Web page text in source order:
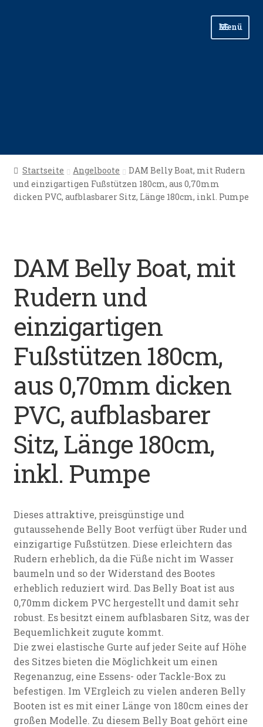
Menü
Start
Angellinks
Datenschutz
Impressum
Startseite Angelboote
DAM Belly Boat, mit Rudern
und einzigartigen Fußstützen 180cm, aus 0,70mm
dicken PVC, aufblasbarer Sitz, Länge 180cm, inkl. Pumpe
DAM Belly Boat, mit
Rudern und
einzigartigen
Fußstützen 180cm,
aus 0,70mm dicken
PVC, aufblasbarer
Sitz, Länge 180cm,
inkl. Pumpe
Dieses attraktive, preisgünstige und
gutaussehende Belly Boot verfügt über Ruder und
einzigartige Fußstützen. Diese erleichtern das
Rudern erheblich, da die Füße nicht im Wasser
baumeln und so der Widerstand des Bootes
erheblich reduziert wird. Das Belly Boat ist aus
0,70mm dickem PVC hergestellt und damit sehr
robust. Es besitzt einem aufblasbaren Sitz, was der
Bequemlichkeit zugute kommt.
Die zwei elastische Gurte auf jeder Seite auf Höhe
des Sitzes bieten die Möglichkeit um einen
Regenanzug, eine Essens- oder Tackle-Box zu
befestigen. Im VErgleich zu vielen anderen Belly
Booten ist es mit einer Länge von 180cm eines der
großen Modelle. Zu diesem Belly Boat gehört eine